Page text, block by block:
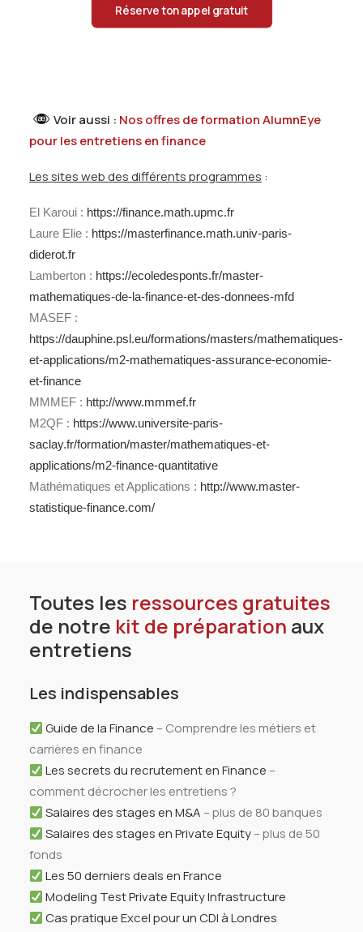
Réserve ton appel gratuit
Voir aussi : Nos offres de formation AlumnEye
pour les entretiens en finance
Les sites web des différents programmes :
El Karoui : https://finance.math.upmc.fr
Laure Elie : https://masterfinance.math.univ-paris-
diderot.fr
Lamberton : https://ecoledesponts.fr/master-
mathematiques-de-la-finance-et-des-donnees-mfd
MASEF :
https://dauphine.psl.eu/formations/masters/mathematiques-
et-applications/m2-mathematiques-assurance-economie-
et-finance
MMMEF : http://www.mmmef.fr
M2QF : https://www.universite-paris-
saclay.fr/formation/master/mathematiques-et-
applications/m2-finance-quantitative
Mathématiques et Applications : http://www.master-
statistique-finance.com/
Toutes les ressources gratuites
de notre kit de préparation aux
entretiens
Les indispensables
Guide de la Finance – Comprendre les métiers et
carrières en finance
Les secrets du recrutement en Finance –
comment décrocher les entretiens ?
Salaires des stages en M&A – plus de 80 banques
Salaires des stages en Private Equity– plus de 50
fonds
Les 50 derniers deals en France
Modeling Test Private Equity Infrastructure
Cas pratique Excel pour un CDI à Londres